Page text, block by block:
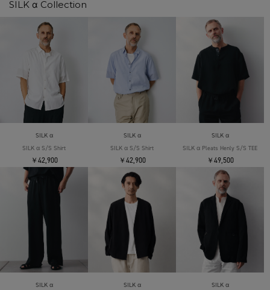
SILK α Collection
SILK α
SILK α S/S Shirt
￥42,900
SILK α
SILK α S/S Shirt
￥42,900
SILK α
SILK α Pleats Henly S/S TEE
￥49,500
SILK α
SILK α
SILK α